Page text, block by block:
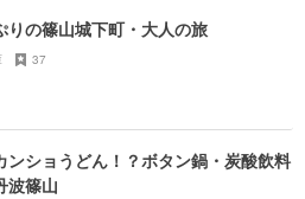
りの篠山城下町・大人の旅
37
ンショうどん！？ボタン鍋・炭酸飲料
波篠山